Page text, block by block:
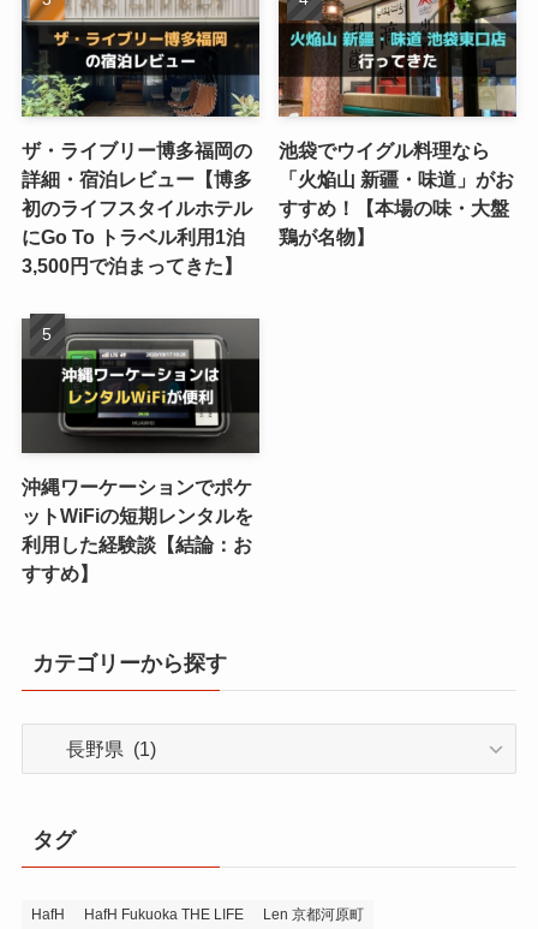
ザ・ライブリー博多福岡の
詳細・宿泊レビュー【博多
初のライフスタイルホテル
にGo To トラベル利用1泊
3,500円で泊まってきた】
池袋でウイグル料理なら
「火焔山 新疆・味道」がお
すすめ！【本場の味・大盤
鶏が名物】
沖縄ワーケーションでポケ
ットWiFiの短期レンタルを
利用した経験談【結論：お
すすめ】
カテゴリーから探す
ー
ら
タグ
HafH HafH Fukuoka THE LIFE Len 京都河原町